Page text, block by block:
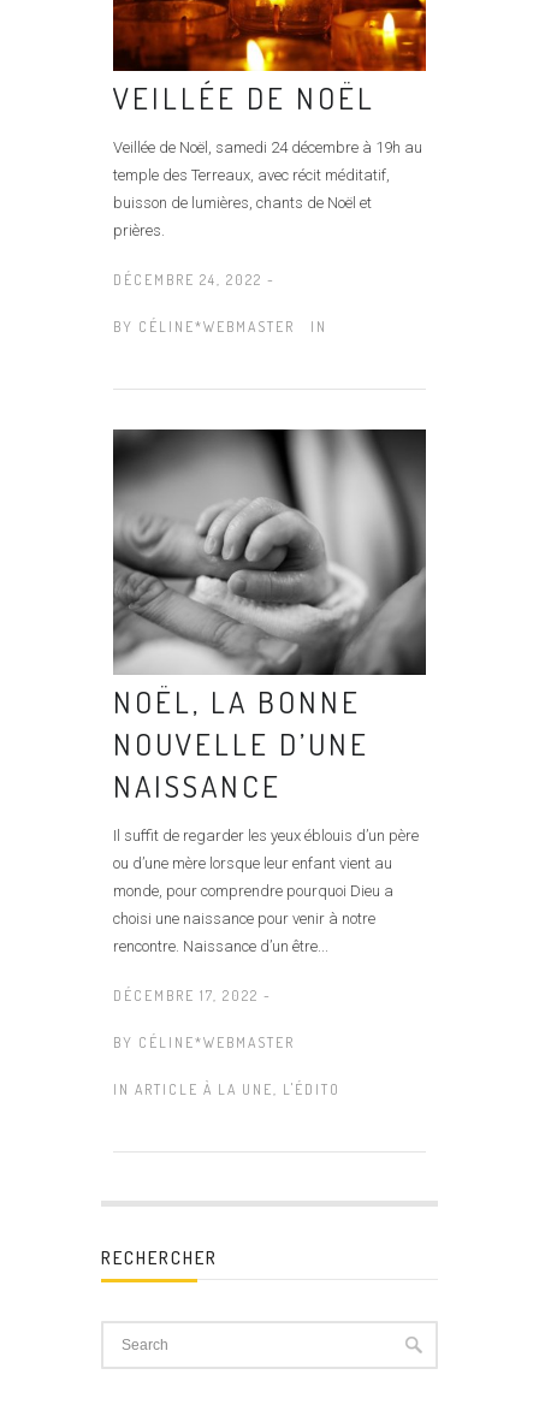
VEILLÉE DE NOËL
Veillée de Noël, samedi 24 décembre à 19h au
temple des Terreaux, avec récit méditatif,
buisson de lumières, chants de Noël et
prières.
DÉCEMBRE 24, 2022 -
BY CÉLINE*WEBMASTER IN
NOËL, LA BONNE
NOUVELLE D’UNE
NAISSANCE
Il suffit de regarder les yeux éblouis d’un père
ou d’une mère lorsque leur enfant vient au
monde, pour comprendre pourquoi Dieu a
choisi une naissance pour venir à notre
rencontre. Naissance d’un être...
DÉCEMBRE 17, 2022 -
BY CÉLINE*WEBMASTER
IN ARTICLE À LA UNE L'ÉDITO
RECHERCHER